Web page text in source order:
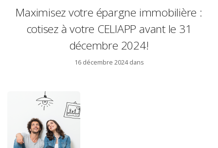
Maximisez votre épargne immobilière :
cotisez à votre CELIAPP avant le 31
décembre 2024!
16 décembre 2024 dans